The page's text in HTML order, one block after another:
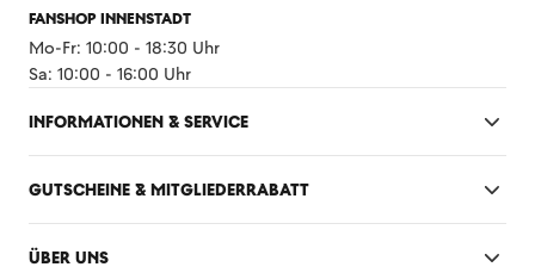
FANSHOP INNENSTADT
Mo-Fr: 10:00 - 18:30 Uhr
Sa: 10:00 - 16:00 Uhr
INFORMATIONEN & SERVICE
GUTSCHEINE & MITGLIEDERRABATT
ÜBER UNS